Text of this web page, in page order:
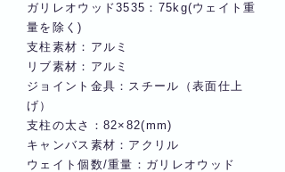
ガリレオウッド3535：75kg(ウェイト重
量を除く)
支柱素材：アルミ
リブ素材：アルミ
ジョイント金具：スチール（表面仕上
げ）
支柱の太さ：82×82(mm)
キャンバス素材：アクリル
ウェイト個数/重量：ガリレオウッド